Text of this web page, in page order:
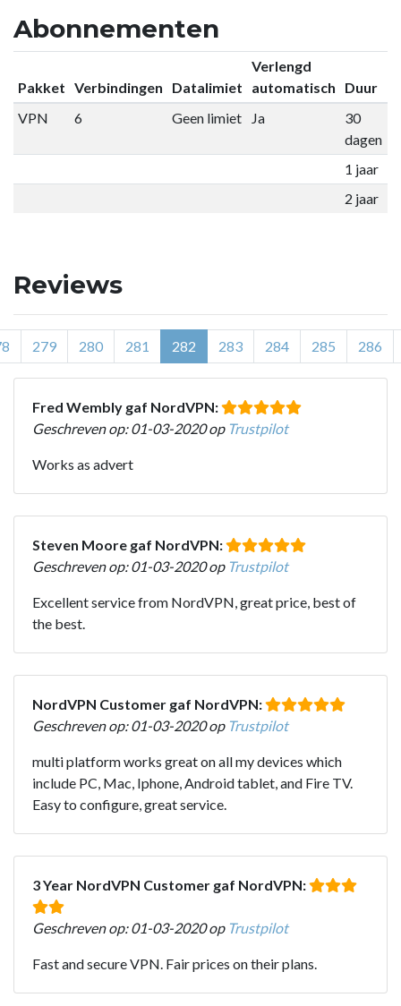
Abonnementen
Pakket Verbindingen Datalimiet
Verlengd
automatisch
Duur
VPN
6 Geen limiet Ja
30
dagen
1 jaar
2 jaar
Reviews
279 280 281 282 283 284 285 286
Fred Wembly gaf NordVPN:
Geschreven op: 01-03-2020 op Trustpilot
Works as advert
Steven Moore gaf NordVPN:
Geschreven op: 01-03-2020 op Trustpilot
Excellent service from NordVPN, great price, best of
the best.
NordVPN Customer gaf NordVPN:
Geschreven op: 01-03-2020 op Trustpilot
multi platform works great on all my devices which
include PC, Mac, Iphone, Android tablet, and Fire TV.
Easy to configure, great service.
3 Year NordVPN Customer gaf NordVPN:
Geschreven op: 01-03-2020 op Trustpilot
Fast and secure VPN. Fair prices on their plans.